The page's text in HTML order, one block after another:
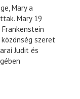
Mary a
Mary 19
szeret
Judit és